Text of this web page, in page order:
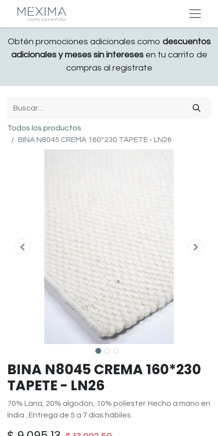
Obtén promociones adicionales como descuentos
adicionales y meses sin interesesen tu carrito de
compras al registrate
Todos los productos
BINA N8045 CREMA 160*230 TAPETE - LN26
BINA N8045 CREMA 160*230
TAPETE - LN26
70% Lana, 20% algodón, 10% poliester. Hecho a mano en
India . Entrega de 5 a 7 días hábiles